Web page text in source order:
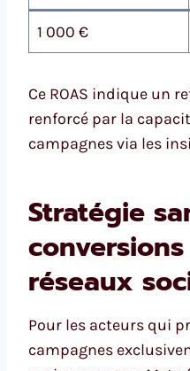
1 000 €
Ce ROAS indique un
renforcé par la
campagnes via les
Stratégie
réseaux
Pour les acteurs qui
campagnes